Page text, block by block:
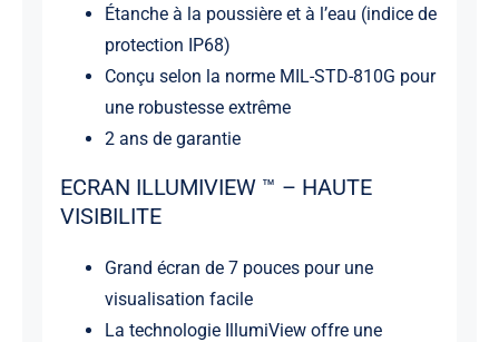
Étanche à la poussière et à l’eau (indice de
protection IP68)
Conçu selon la norme MIL-STD-810G pour
une robustesse extrême
2 ans de garantie
ECRAN ILLUMIVIEW ™ – HAUTE
VISIBILITE
Grand écran de 7 pouces pour une
visualisation facile
La technologie IllumiView offre une